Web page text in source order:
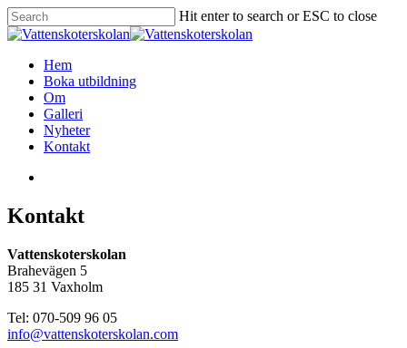
Skip
to
content
Hit enter to search or ESC to close
Close
search
Menu
Hem
Boka utbildning
Om
Galleri
Nyheter
Kontakt
Kontakt
Vattenskoterskolan
Brahevägen 5
185 31 Vaxholm
Tel: 070-509 96 05
info@vattenskoterskolan.com